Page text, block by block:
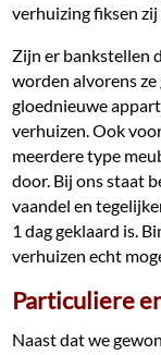
verhuizing fiksen zij
Zijn er bankstellen
worden alvorens
gloednieuwe
verhuizen. Ook
meerdere type
door. Bij ons staat
vaandel en
1 dag geklaard is.
verhuizen echt
Particuliere
Naast dat we